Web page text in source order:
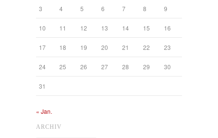
3 4 5 6 7 8 9
10 11 12 13 14 15 16
17 18 19 20 21 22 23
24 25 26 27 28 29 30
31
« Jan.
ARCHIV